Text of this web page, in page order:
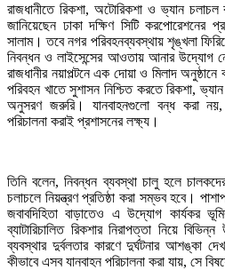
রাজধানীতে রিকশা, অটোরিকশা ও ভ্যান
জানিয়েছেন ঢাকা দক্ষিণ সিটি
সালাম। তবে নগর পরিবহনব্যবস্থায় শৃঙ্খলা
নিবন্ধন ও লাইসেন্সের আওতায় আনার উদ্যোগ
রাজধানীর নয়াপল্টনে এক দোয়া ও মিলাদ
পরিবহন খাতে সুশাসন নিশ্চিত করতে রিকশা,
অনুসরণ জরুরি। যানবাহনগুলো বন্ধ করা নয়,
পরিচালনা করাই প্রশাসনের লক্ষ্য।
তিনি বলেন, নিবন্ধন ব্যবস্থা চালু হলে
চলাচলে নিয়ন্ত্রণ প্রতিষ্ঠা করা সম্ভব হবে।
জবাবদিহিতা বাড়াতেও এ উদ্যোগ কার্যকর
ব্যাটারিচালিত রিকশার নিরাপত্তা নিয়ে
ব্যবস্থার দুর্বলতার কারণে দুর্ঘটনার আশঙ্কা
কীভাবে এসব যানবাহন পরিচালনা করা যায়, সে